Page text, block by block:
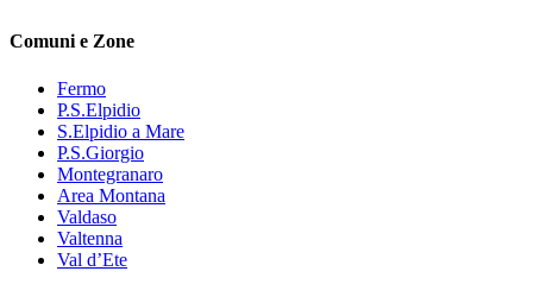
Comuni e Zone
Fermo
P.S.Elpidio
S.Elpidio a Mare
P.S.Giorgio
Montegranaro
Area Montana
Valdaso
Valtenna
Val d’Ete